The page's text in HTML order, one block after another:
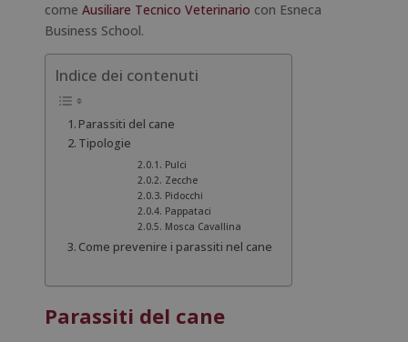
come Ausiliare Tecnico Veterinario con Esneca
Business School.
Indice dei contenuti
Parassiti del cane
Tipologie
Pulci
Zecche
Pidocchi
Pappataci
Mosca Cavallina
Come prevenire i parassiti nel cane
Parassiti del cane